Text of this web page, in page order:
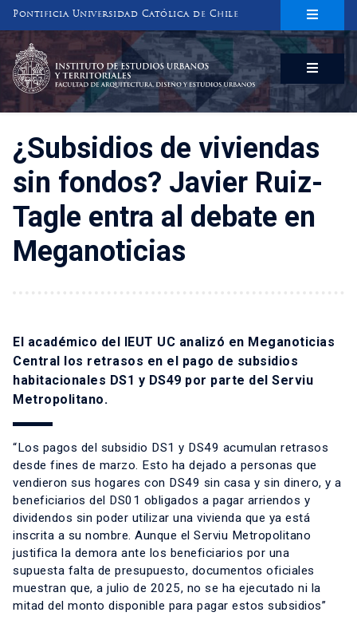
Pontificia Universidad Católica de Chile
INSTITUTO DE ESTUDIOS URBANOS
Y TERRITORIALES
FACULTAD DE ARQUITECTURA, DISEÑO Y ESTUDIOS URBANOS
¿Subsidios de viviendas
sin fondos? Javier Ruiz-
Tagle entra al debate en
Meganoticias
El académico del IEUT UC analizó en Meganoticias
Central los retrasos en el pago de subsidios
habitacionales DS1 y DS49 por parte del Serviu
Metropolitano.
“Los pagos del subsidio DS1 y DS49 acumulan retrasos
desde fines de marzo. Esto ha dejado a personas que
vendieron sus hogares con DS49 sin casa y sin dinero, y a
beneficiarios del DS01 obligados a pagar arriendos y
dividendos sin poder utilizar una vivienda que ya está
inscrita a su nombre. Aunque el Serviu Metropolitano
justifica la demora ante los beneficiarios por una
supuesta falta de presupuesto, documentos oficiales
muestran que, a julio de 2025, no se ha ejecutado ni la
mitad del monto disponible para pagar estos subsidios”